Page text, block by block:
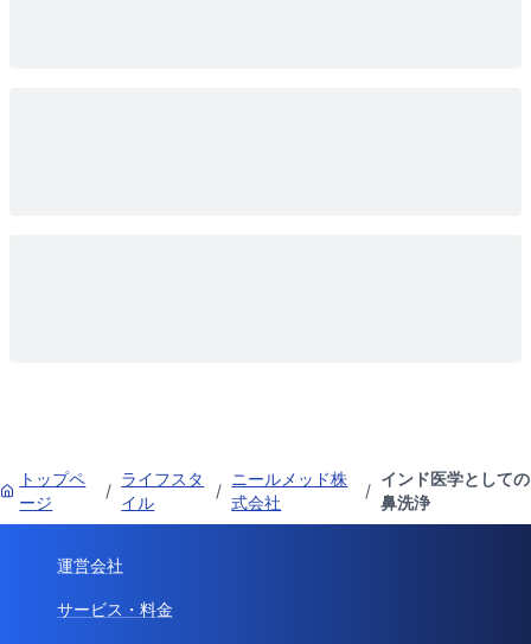
トップペ
ージ
/
ライフスタ
イル
/
ニールメッド株
式会社
/
インド医学としての
鼻洗浄
運営会社
サービス・料金